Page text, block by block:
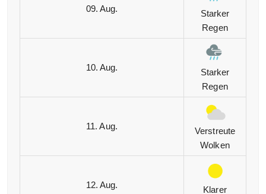
09. Aug.
Starker
Regen
10. Aug.
Starker
Regen
11. Aug.
Verstreute
Wolken
12. Aug.
Klarer